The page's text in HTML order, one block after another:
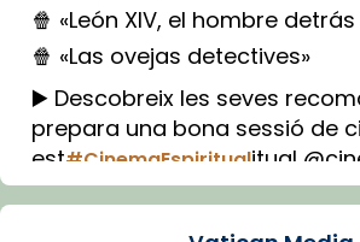
🍿 «León XIV, el hombre
🍿 «Las ovejas detectives»
▶️ Descobreix les seves
prepara una bona sessió de
est#CinemaEspiritualitual
Imatge: Generada amb IA